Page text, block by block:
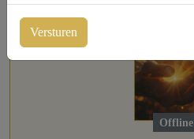
Offline
Versturen